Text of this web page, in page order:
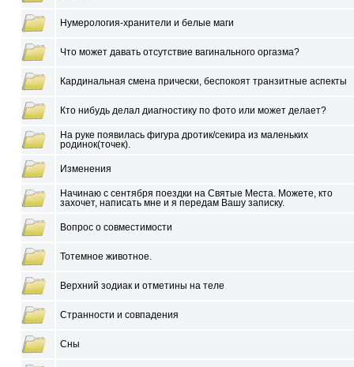
Нумерология-хранители и белые маги
Что может давать отсутствие вагинального оргазма?
Кардинальная смена прически, беспокоят транзитные аспекты
Кто нибудь делал диагностику по фото или может делает?
На руке появилась фигура дротик/секира из маленьких
родинок(точек).
Изменения
Начинаю с сентября поездки на Святые Места. Можете, кто
захочет, написать мне и я передам Вашу записку.
Вопрос о совместимости
Тотемное животное.
Верхний зодиак и отметины на теле
Странности и совпадения
Сны